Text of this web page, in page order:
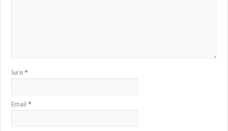
Ім'я*
Email*